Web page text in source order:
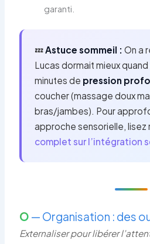
garanti.
💤Astuce sommeil : On a
Lucas dormait mieux
minutes de pression
coucher (massage doux
bras/jambes). Pour
approche sensorielle, lisez
complet sur l’intégration
O — Organisation : des
Externaliser pour libérer